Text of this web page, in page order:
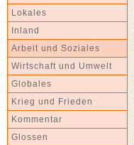
Lokales
Inland
Arbeit und Soziales
Wirtschaft und Umwelt
Globales
Krieg und Frieden
Kommentar
Glossen